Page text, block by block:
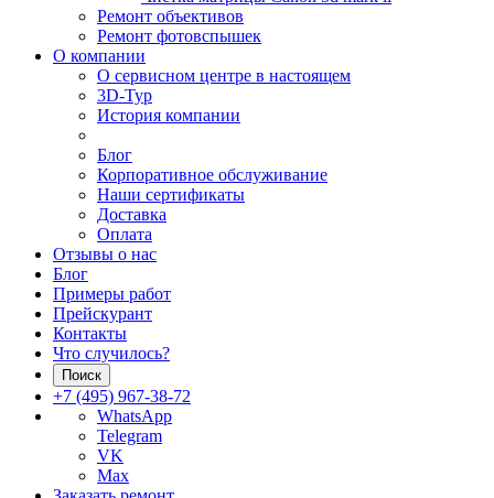
Ремонт объективов
Ремонт фотовспышек
О компании
О сервисном центре в настоящем
3D-Тур
История компании
Блог
Корпоративное обслуживание
Наши сертификаты
Доставка
Оплата
Отзывы о нас
Блог
Примеры работ
Прейскурант
Контакты
Что случилось?
Поиск
+7 (495) 967-38-72
WhatsApp
Telegram
VK
Max